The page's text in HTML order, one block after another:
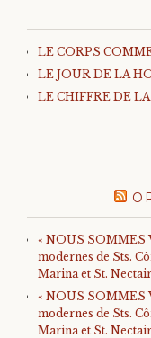
LE CORPS
LE JOUR DE LA
LE CHIFFRE DE
« NOUS SOMMES
modernes de Sts.
Marina et St.
« NOUS SOMMES
modernes de Sts.
Marina et St.